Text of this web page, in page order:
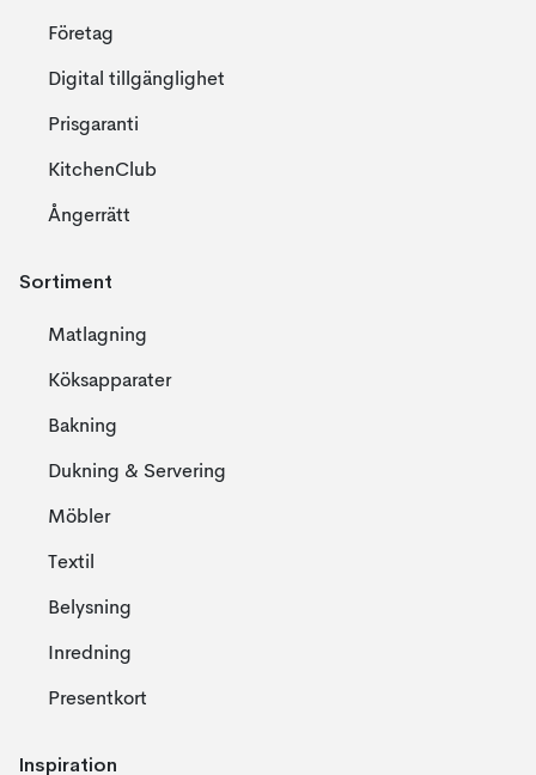
Företag
Digital tillgänglighet
Prisgaranti
KitchenClub
Ångerrätt
Sortiment
Matlagning
Köksapparater
Bakning
Dukning & Servering
Möbler
Textil
Belysning
Inredning
Presentkort
Inspiration